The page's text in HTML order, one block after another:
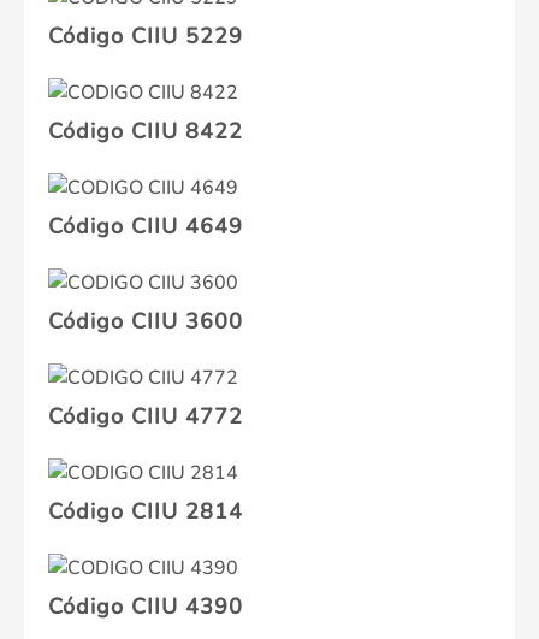
Código CIIU 5229
Código CIIU 8422
Código CIIU 4649
Código CIIU 3600
Código CIIU 4772
Código CIIU 2814
Código CIIU 4390